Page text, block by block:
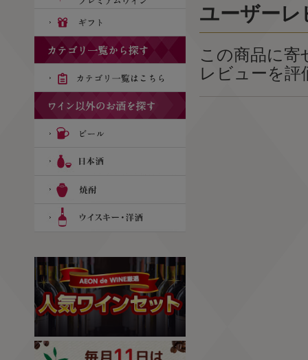
ユーザーレ
この商品に
レビューを評